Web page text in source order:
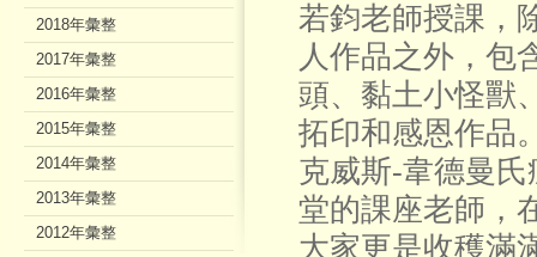
若鈞老師授課，
人作品之外，包
頭、黏土小怪獸
拓印和感恩作品
克威斯-韋德曼
堂的課座老師，
大家更是收穫滿
2018年彙整
2017年彙整
2016年彙整
2015年彙整
2014年彙整
2013年彙整
2012年彙整